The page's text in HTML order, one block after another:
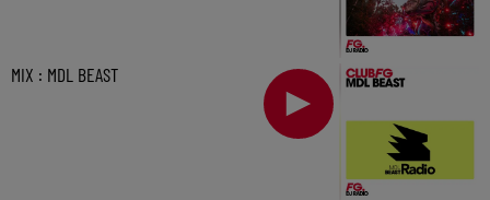
MIX : MDL BEAST